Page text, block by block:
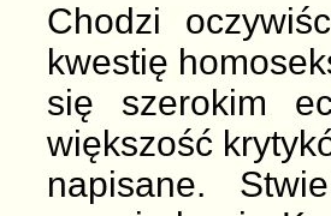
Chodzi
kwestię
się szerokim
większość
napisane.